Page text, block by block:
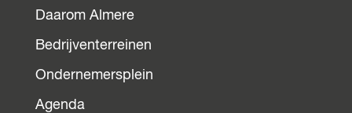
Daarom Almere
Bedrijventerreinen
Ondernemersplein
Agenda